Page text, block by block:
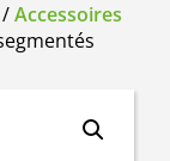
/Accessoires